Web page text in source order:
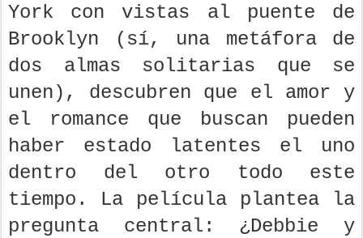
York con vistas al puente de
Brooklyn (sí, una metáfora de
dos almas solitarias que se
unen), descubren que el amor y
el romance que buscan pueden
haber estado latentes el uno
dentro del otro todo este
tiempo. La película plantea la
pregunta central: ¿Debbie y